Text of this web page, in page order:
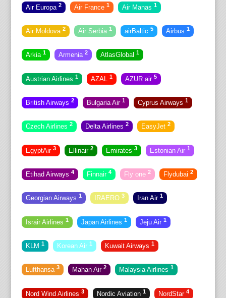
Air Europa 2 Air France 1 Air Manas 1
Air Moldova 2 Air Serbia 1 airBaltic 5 Airbus 1
Arkia 1 Armenia 2 AtlasGlobal 1
Austrian Airlines 1 AZAL 1 AZUR air 5
British Airways 2 Bulgaria Air 1 Cyprus Airways 1
Czech Airlines 2 Delta Airlines 2 EasyJet 2
EgyptAir 3 Ellinair 2 Emirates 3 Estonian Air 1
Etihad Airways 4 Finnair 4 Fly one 2 Flydubai 2
Georgian Airways 1 IRAERO 3 Iran Air 1
Israir Airlines 1 Japan Airlines 1 Jeju Air 1
KLM 1 Korean Air 1 Kuwait Airways 1
Lufthansa 3 Mahan Air 2 Malaysia Airlines 1
Nord Wind Airlines 3 Nordic Aviation 1 NordStar 4